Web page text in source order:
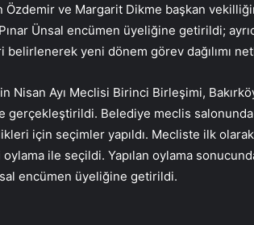
Özdemir ve Margarit Dikme başkan
Ünsal encümen üyeliğine getirildi;
yeni dönem görev dağılımı
Nisan Ayı Meclisi Birinci Birleşimi,
gerçekleştirildi. Belediye meclis salonunda
için seçimler yapıldı. Mecliste ilk
ile seçildi. Yapılan oylama
encümen üyeliğine getirildi.